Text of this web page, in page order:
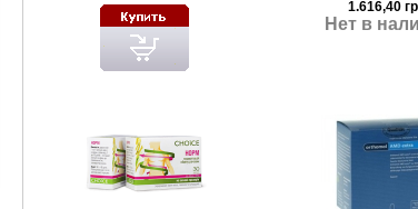
1.616,40
Нет в